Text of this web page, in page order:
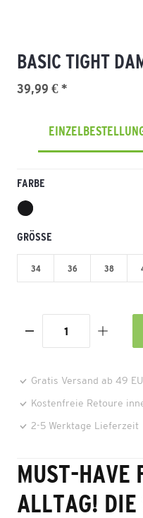
BASIC TIGHT
39,99 € *
FARBE
GRÖSSE
34 36 38
Gratis Versand ab 49
Kostenfreie Retoure
2-5 Werktage Lieferzeit
MUST-HAVE
ALLTAG! DIE